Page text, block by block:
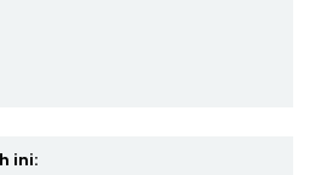
ini: